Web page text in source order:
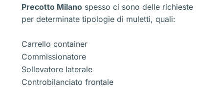
Precotto Milano spesso ci sono delle richieste
per determinate tipologie di muletti, quali:
Carrello container
Commissionatore
Sollevatore laterale
Controbilanciato frontale